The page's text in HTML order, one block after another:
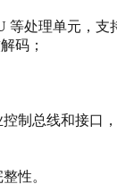
处理单元，支
码；
制总线和接口
性。